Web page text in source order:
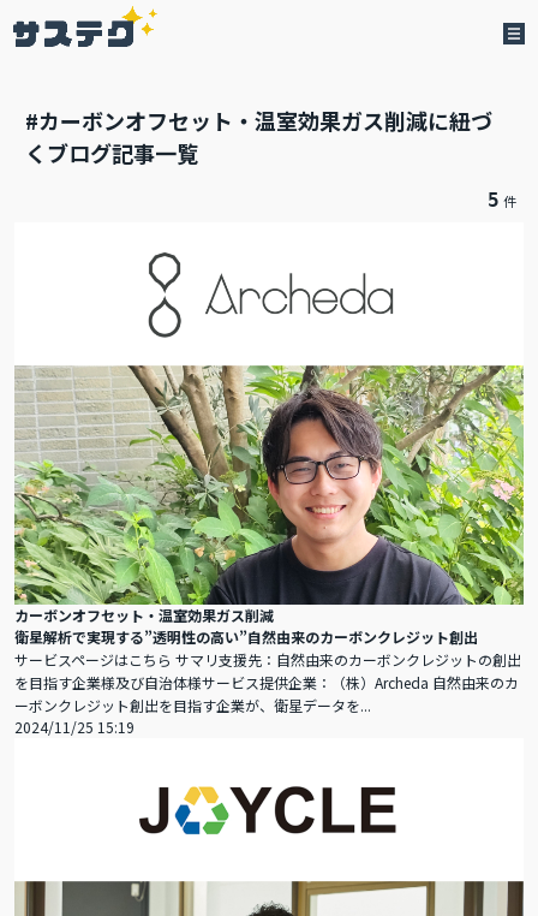
#カーボンオフセット・温室効果ガス削減に紐づ
くブログ記事一覧
5 件
カーボンオフセット・温室効果ガス削減
衛星解析で実現する”透明性の高い”自然由来のカーボンクレジット創出
サービスページはこちら サマリ支援先：自然由来のカーボンクレジットの創出
を目指す企業様及び自治体様サービス提供企業：（株）Archeda 自然由来のカ
ーボンクレジット創出を目指す企業が、衛星データを...
2024/11/25 15:19